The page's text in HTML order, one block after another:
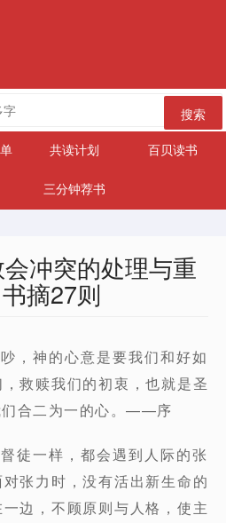
搜索
共读计划 百贝读书
三分钟荐书
冲突的处理与重
摘27则
，神的心意是要我们和好如
救赎我们的初衷，也就是圣
们合二为一的心。——序
徒一样，都会遇到人际的张
张力时，没有活出新生命的
边，不顾原则与人格，使主